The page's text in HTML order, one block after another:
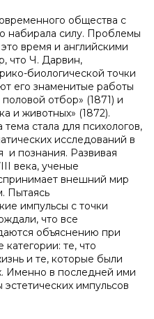
общества с
набирала силу. Проблемы
время и английскими
что Ч. Дарвин,
биологической точки
его знаменитые работы
отбор» (1871) и
и животных» (1872).
стала для психологов,
исследований в
и познания. Развивая
века, ученые
внешний мир
Пытаясь
импульсы с точки
что все
объяснению при
те, что
и те, которые были
Именно в последней ими
импульсов